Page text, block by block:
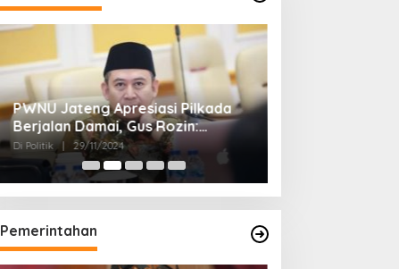
PWNU Jateng Apresiasi Pilkada
Berjalan Damai, Gus Rozin:
Cerminan Kedewasaan Politik
Masyarakat
Di Politik | 29/11/2024
Pemerintahan